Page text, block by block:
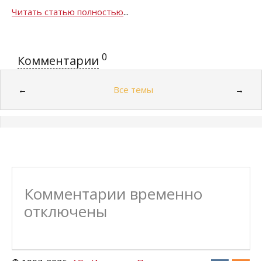
Читать статью полностью...
Комментарии 0
← Все темы →
Комментарии временно
отключены